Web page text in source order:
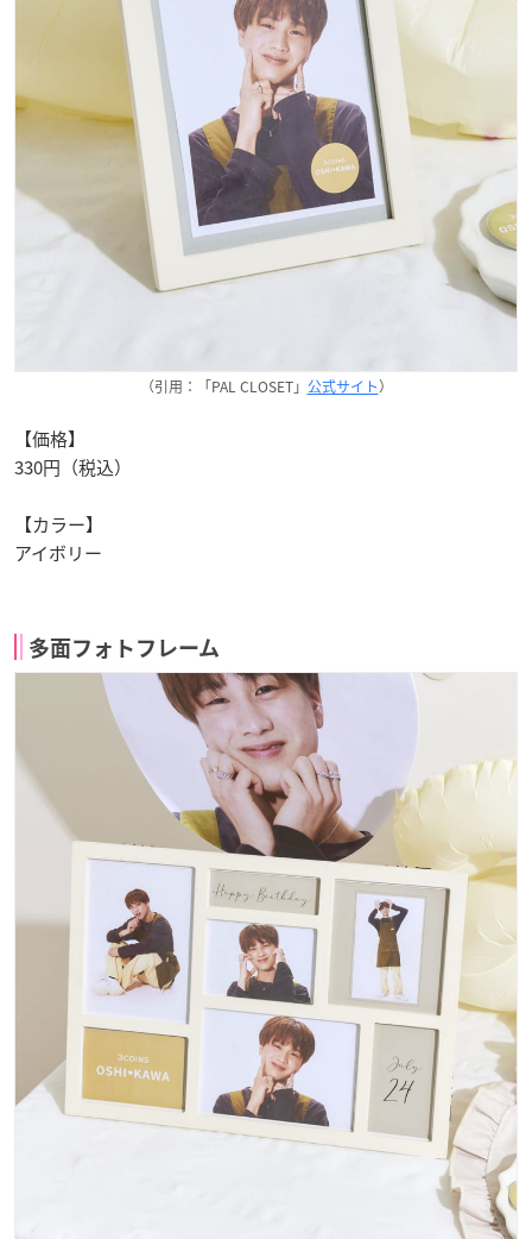
（引用：「PAL CLOSET」 公式サイト）
【価格】
330円（税込）
【カラー】
アイボリー
多面フォトフレーム